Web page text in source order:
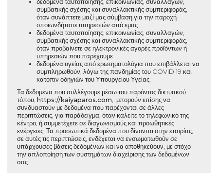
συμβατικής σχέσης και συναλλακτικής συμπεριφοράς,
όταν συνάπτετε μαζί μας σύμβαση για την παροχή
οποιωνδήποτε υπηρεσιών από εμας
δεδομένα ταυτοποίησης, επικοινωνίας, συναλλαγών,
συμβατικής σχέσης και συναλλακτικής συμπεριφοράς,
όταν προβαίνετε σε ηλεκτρονικές αγορές προϊόντων ή
υπηρεσιών που παρέχουμε
δεδομένα υγείας από ερωτηματολόγια που επιβάλλεται να
συμπληρωθούν, λόγω της πανδημίας του COVID 19 και
κατόπιν οδηγιών του Υπουργείου Υγείας.
Τα δεδομένα που συλλέγουμε μέσω του παρόντος δικτυακού
τόπου, https://kaiyaparos.com , μπορούν επίσης να
συνδυαστούν με δεδομένα που παρέχονται σε άλλες
περιπτώσεις, για παράδειγμα, όταν καλείτε το τηλεφωνικό της
κέντρο, ή συμμετέχετε σε διαγωνισμούς και προωθητικές
ενέργειες. Τα προσωπικά δεδομένα που δίνονται στην εταιρίας,
σε αυτές τις περιπτώσεις, ενδέχεται να ενσωματωθούν σε
υπάρχουσες βάσεις δεδομένων και να αποθηκεύουν, με στόχο
την απλοποίηση των συστημάτων διαχείρισης των δεδομένων
σας.